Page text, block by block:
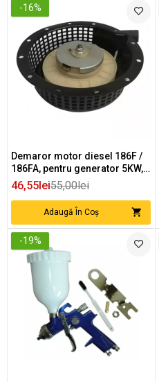
-16%
Demaror motor diesel 186F /
186FA, pentru generator 5KW,
tip Kama Kipor
46,55lei55,00lei
Adaugă În Coș
-19%